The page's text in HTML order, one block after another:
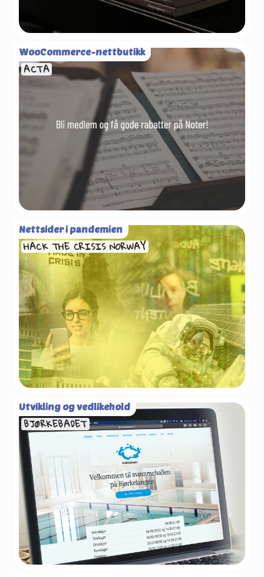
WooCommerce-nettbutikk
ACTA
Nettsider i pandemien
HACK THE CRISIS NORWAY
Utvikling og vedlikehold
BJØRKEBADET